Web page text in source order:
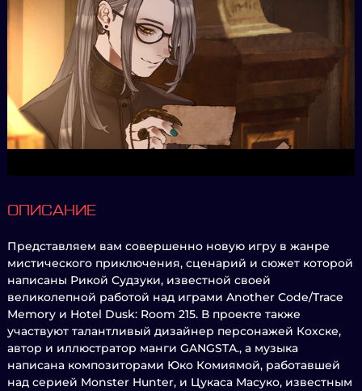
ОПИСАНИЕ
Представляем вам совершенно новую игру в жанре
мистического приключения, сценарий и сюжет которой
написаны Рикой Судзуки, известной своей
великолепной работой над играми Another Code/Trace
Memory и Hotel Dusk: Room 215. В проекте также
участвуют талантливый дизайнер персонажей Кохске,
автор и иллюстратор манги GANGSTA., а музыка
написана композиторами Юко Комиямой, работавшей
над серией Monster Hunter, и Цукаса Масуко, известным